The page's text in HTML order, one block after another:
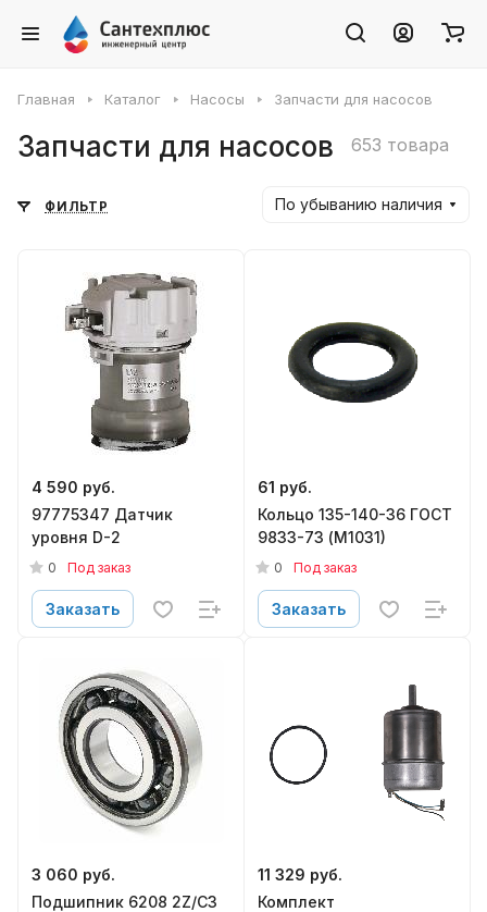
Главная Каталог Насосы Запчасти для насосов
Запчасти для насосов 653 товара
ФИЛЬТР По убыванию наличия
4 590 руб.
97775347 Датчик
уровня D-2
0 Под заказ
Заказать
61 руб.
Кольцо 135-140-36 ГОСТ
9833-73 (М1031)
0 Под заказ
Заказать
3 060 руб.
Подшипник 6208 2Z/C3
11 329 руб.
Комплект